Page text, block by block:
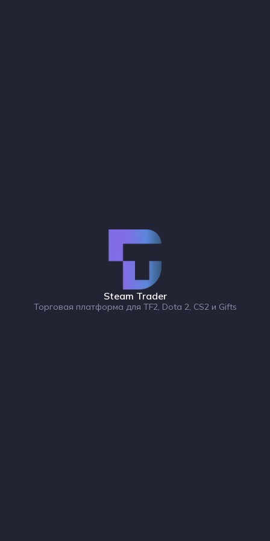
Steam Trader
Торговая платформа для TF2, Dota 2, CS2 и Gifts